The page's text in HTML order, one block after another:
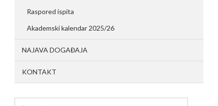
Raspored ispita
Akademski kalendar 2025/26
NAJAVA DOGAĐAJA
KONTAKT